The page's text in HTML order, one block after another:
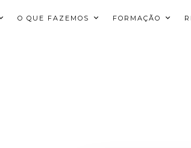
O QUE FAZEMOS FORMAÇÃO